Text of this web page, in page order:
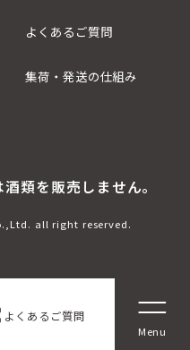
よくあるご質問
よくあるご質問
集荷・発送の仕組み
類を販売しません。
all right reserved.